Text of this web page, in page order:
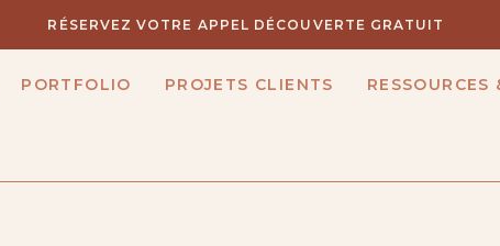
RÉSERVEZ VOTRE APPEL DÉCOUVERTE GRATUIT
PORTFOLIO PROJETS CLIENTS RESSOURCES